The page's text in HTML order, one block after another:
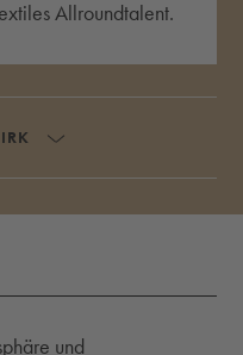
Allroundtalent.
AKKORDEON
und